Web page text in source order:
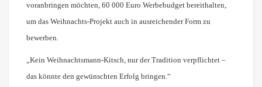
voranbringen möchten, 60 000 Euro Werbebudget bereithalten,
um das Weihnachts-Projekt auch in ausreichender Form zu
bewerben.
„Kein Weihnachtsmann-Kitsch, nur der Tradition verpflichtet –
das könnte den gewünschten Erfolg bringen.“